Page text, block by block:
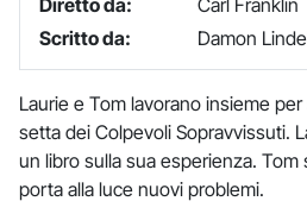
Diretto da:
Carl Franklin
Scritto da:
Damon
Laurie e Tom lavorano insieme
setta dei Colpevoli Sopravvissuti.
un libro sulla sua esperienza. Tom
porta alla luce nuovi problemi.